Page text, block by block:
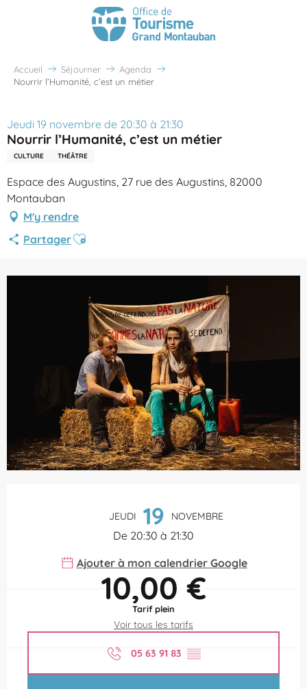
Accueil Séjourner
Agenda
Nourrir l’Humanité, c’est un métier
Jeudi 19 novembre de 20:30 à 21:30
Nourrir l’Humanité, c’est un métier
CULTURE THÉÂTRE
Espace des Augustins, 27 rue des Augustins, 82000
Montauban
M'y rendre
PartagerAjouter aux favoris
JEUDI 19 NOVEMBRE
De 20:30 à 21:30
Ajouter à mon calendrier Google
10,00 €
Tarif plein
Voir tous les tarifs
05 63 91 83 ▒▒